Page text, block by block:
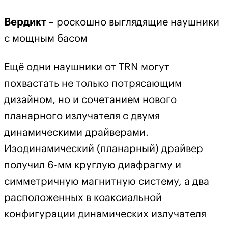
Вердикт – роскошно выглядящие наушники
с мощным басом
Ещё одни наушники от TRN могут
похвастать не только потрясающим
дизайном, но и сочетанием нового
планарного излучателя с двумя
динамическими драйверами.
Изодинамический (планарный) драйвер
получил 6-мм круглую диафрагму и
симметричную магнитную систему, а два
расположенных в коаксиальной
конфигурации динамических излучателя